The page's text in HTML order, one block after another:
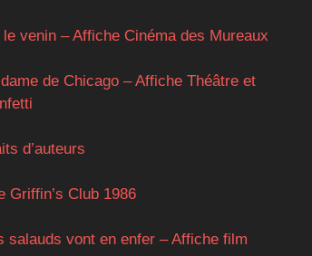
le venin – Affiche Cinéma des Mureaux
de Chicago – Affiche Théâtre et
d’auteurs
Griffin’s Club 1986
salauds vont en enfer – Affiche film